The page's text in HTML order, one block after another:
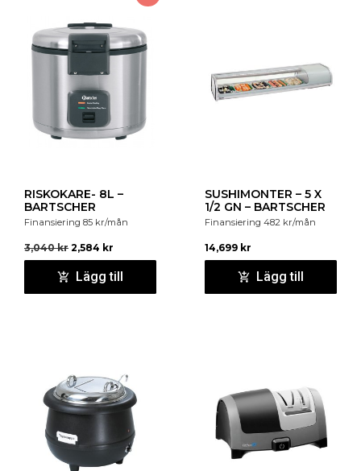
RISKOKARE- 8L –
BARTSCHER
Finansiering 85 kr/mån
3,040kr 2,584 kr
Lägg till
SUSHIMONTER – 5 X
1/2 GN – BARTSCHER
Finansiering 482 kr/mån
14,699 kr
Lägg till